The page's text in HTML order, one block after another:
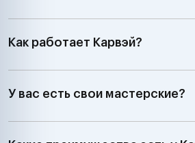
Как работает Карвэй?
У вас есть свои мастерские?